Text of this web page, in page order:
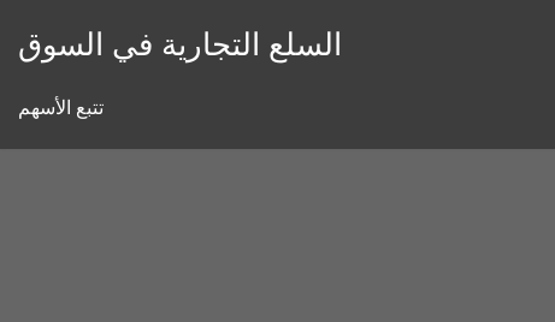
السلع التجارية في السوق
تتبع الأسهم